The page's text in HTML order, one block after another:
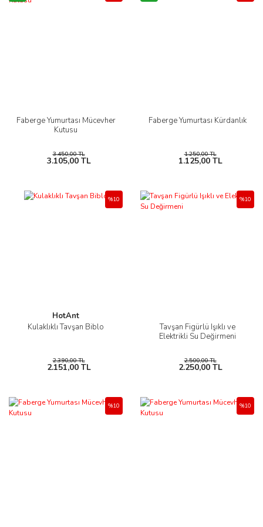
Faberge Yumurtası Mücevher
Kutusu
3.450,00 TL
3.105,00 TL
Faberge Yumurtası Kürdanlık
1.250,00 TL
1.125,00 TL
HotAnt
Kulaklıklı Tavşan Biblo
%10
2.390,00 TL
2.151,00 TL
Tavşan Figürlü Işıklı ve
Elektrikli Su Değirmeni
%10
2.500,00 TL
2.250,00 TL
%10 %10